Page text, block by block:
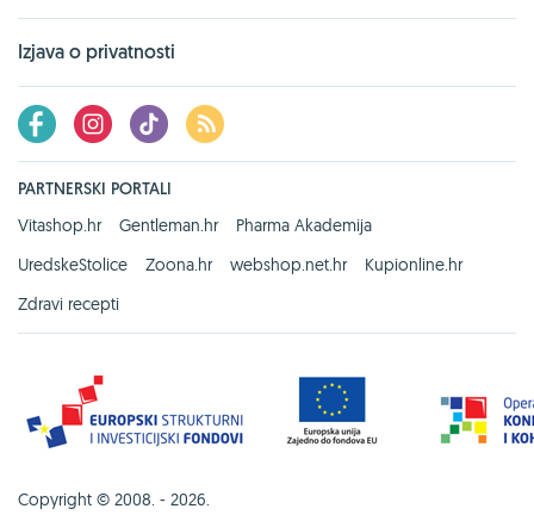
Izjava o privatnosti
PARTNERSKI PORTALI
Vitashop.hr
Gentleman.hr
Pharma Akademija
UredskeStolice
Zoona.hr webshop.net.hr
Kupionline.hr
Zdravi recepti
Copyright © 2008. - 2026.